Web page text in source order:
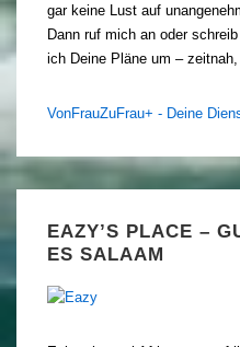
gar keine Lust auf
Dann ruf mich an oder
ich Deine Pläne um –
VonFrauZuFrau+ - Deine
EAZY’S PLACE –
ES SALAAM